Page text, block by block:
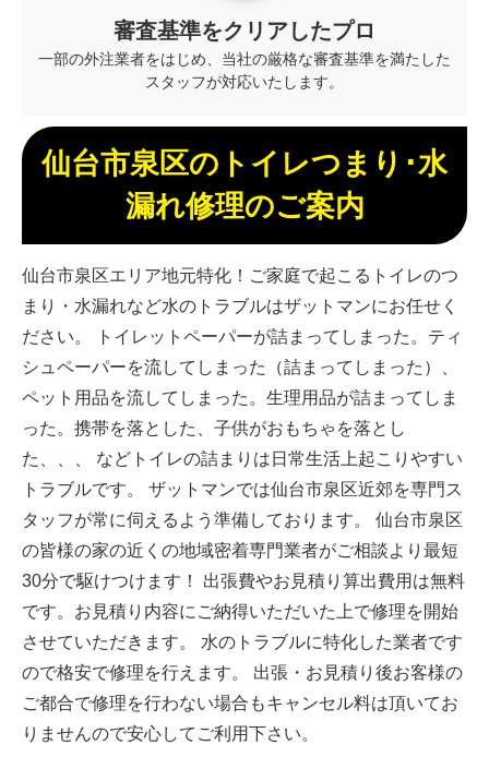
審査基準をクリアしたプロ
一部の外注業者をはじめ、当社の厳格な審査基準を満たした
スタッフが対応いたします。
仙台市泉区のトイレつまり･水
漏れ修理のご案内
仙台市泉区エリア地元特化！ご家庭で起こるトイレのつ
まり・水漏れなど水のトラブルはザットマンにお任せく
ださい。 トイレットペーパーが詰まってしまった。ティ
シュペーパーを流してしまった（詰まってしまった）、
ペット用品を流してしまった。生理用品が詰まってしま
った。携帯を落とした、子供がおもちゃを落とし
た、、、 などトイレの詰まりは日常生活上起こりやすい
トラブルです。 ザットマンでは仙台市泉区近郊を専門ス
タッフが常に伺えるよう準備しております。 仙台市泉区
の皆様の家の近くの地域密着専門業者がご相談より最短
30分で駆けつけます！ 出張費やお見積り算出費用は無料
です。お見積り内容にご納得いただいた上で修理を開始
させていただきます。 水のトラブルに特化した業者です
ので格安で修理を行えます。 出張・お見積り後お客様の
ご都合で修理を行わない場合もキャンセル料は頂いてお
りませんので安心してご利用下さい。